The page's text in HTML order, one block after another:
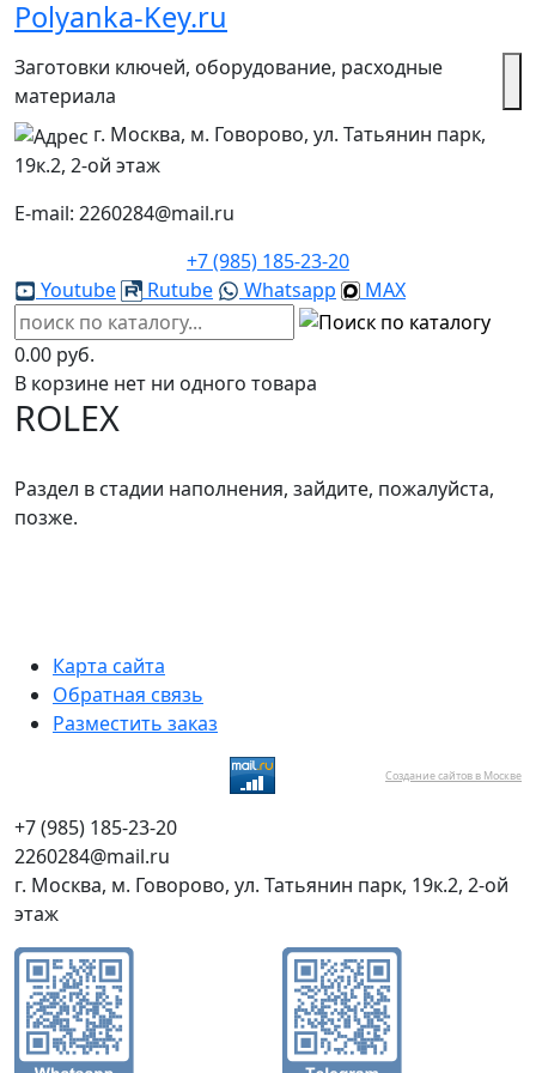
Polyanka-Key.ru
Заготовки ключей, оборудование, расходные
материала
г. Москва, м. Говорово, ул. Татьянин парк,
19к.2, 2-ой этаж
E-mail: 2260284@mail.ru
+7 (985) 185-23-20
Youtube
Rutube Whatsapp MAX
0.00 руб.
В корзине нет ни одного товара
ROLEX
Раздел в стадии наполнения, зайдите, пожалуйста,
позже.
Карта сайта
Обратная связь
Разместить заказ
Создание сайтов в Москве
+7 (985) 185-23-20
2260284@mail.ru
г. Москва, м. Говорово, ул. Татьянин парк, 19к.2, 2-ой
этаж